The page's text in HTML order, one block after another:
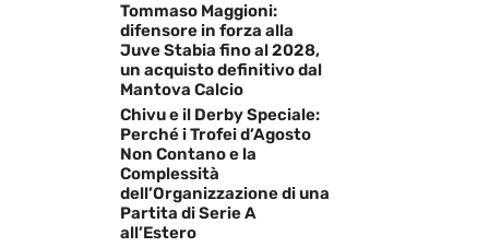
Tommaso Maggioni:
difensore in forza alla
Juve Stabia fino al 2028,
un acquisto definitivo dal
Mantova Calcio
Chivu e il Derby Speciale:
Perché i Trofei d’Agosto
Non Contano e la
Complessità
dell’Organizzazione di una
Partita di Serie A
all’Estero